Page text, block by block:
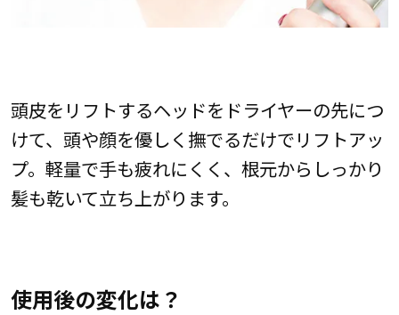
頭皮をリフトするヘッドをドライヤーの先につ
けて、頭や顔を優しく撫でるだけでリフトアッ
プ。軽量で手も疲れにくく、根元からしっかり
髪も乾いて立ち上がります。
使用後の変化は？